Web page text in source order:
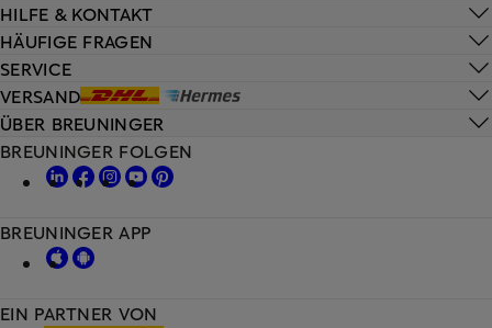
HILFE & KONTAKT
HÄUFIGE FRAGEN
SERVICE
VERSAND
ÜBER BREUNINGER
EIN PARTNER VON
BREUNINGER FOLGEN
BREUNINGER APP